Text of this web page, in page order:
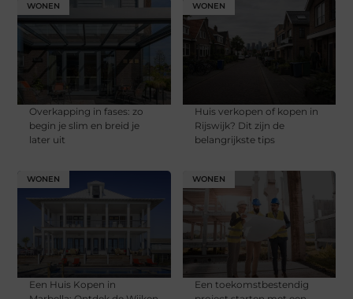
WONEN
Overkapping in fases: zo
begin je slim en breid je
later uit
WONEN
Huis verkopen of kopen in
Rijswijk? Dit zijn de
belangrijkste tips
WONEN
Een Huis Kopen in
WONEN
Een toekomstbestendig